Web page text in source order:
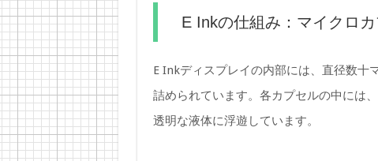
E Inkの仕組み：マイクロ
E Inkディスプレイの内部には、直径数十
詰められています。各カプセルの中には
透明な液体に浮遊しています。